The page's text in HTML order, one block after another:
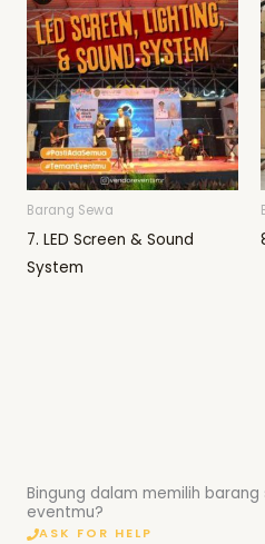
Barang Sewa
7. LED Screen & Sound
System
Bingung dalam memilih
eventmu?
ASK FOR HELP